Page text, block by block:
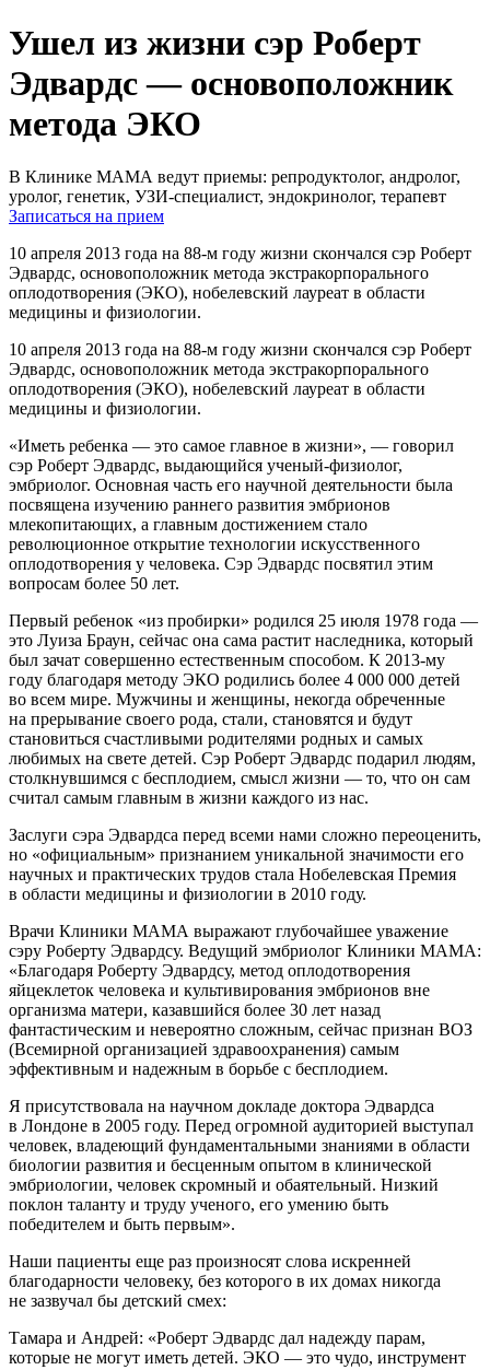
Ушел из жизни сэр Роберт
Эдвардс — основоположник
метода ЭКО
В Клинике МАМА ведут приемы: репродуктолог, андролог,
уролог, генетик, УЗИ-специалист, эндокринолог, терапевт
Записаться на прием
10 апреля 2013 года на 88-м году жизни скончался сэр Роберт
Эдвардс, основоположник метода экстракорпорального
оплодотворения (ЭКО), нобелевский лауреат в области
медицины и физиологии.
10 апреля 2013 года на 88-м году жизни скончался сэр Роберт
Эдвардс, основоположник метода экстракорпорального
оплодотворения (ЭКО), нобелевский лауреат в области
медицины и физиологии.
«Иметь ребенка — это самое главное в жизни», — говорил
сэр Роберт Эдвардс, выдающийся ученый-физиолог,
эмбриолог. Основная часть его научной деятельности была
посвящена изучению раннего развития эмбрионов
млекопитающих, а главным достижением стало
революционное открытие технологии искусственного
оплодотворения у человека. Сэр Эдвардс посвятил этим
вопросам более 50 лет.
Первый ребенок «из пробирки» родился 25 июля 1978 года —
это Луиза Браун, сейчас она сама растит наследника, который
был зачат совершенно естественным способом. К 2013-му
году благодаря методу ЭКО родились более 4 000 000 детей
во всем мире. Мужчины и женщины, некогда обреченные
на прерывание своего рода, стали, становятся и будут
становиться счастливыми родителями родных и самых
любимых на свете детей. Сэр Роберт Эдвардс подарил людям,
столкнувшимся с бесплодием, смысл жизни — то, что он сам
считал самым главным в жизни каждого из нас.
Заслуги сэра Эдвардса перед всеми нами сложно переоценить,
но «официальным» признанием уникальной значимости его
научных и практических трудов стала Нобелевская Премия
в области медицины и физиологии в 2010 году.
Врачи Клиники МАМА выражают глубочайшее уважение
сэру Роберту Эдвардсу. Ведущий эмбриолог Клиники МАМА:
«Благодаря Роберту Эдвардсу, метод оплодотворения
яйцеклеток человека и культивирования эмбрионов вне
организма матери, казавшийся более 30 лет назад
фантастическим и невероятно сложным, сейчас признан ВОЗ
(Всемирной организацией здравоохранения) самым
эффективным и надежным в борьбе с бесплодием.
Я присутствовала на научном докладе доктора Эдвардса
в Лондоне в 2005 году. Перед огромной аудиторией выступал
человек, владеющий фундаментальными знаниями в области
биологии развития и бесценным опытом в клинической
эмбриологии, человек скромный и обаятельный. Низкий
поклон таланту и труду ученого, его умению быть
победителем и быть первым».
Наши пациенты еще раз произносят слова искренней
благодарности человеку, без которого в их домах никогда
не зазвучал бы детский смех:
Тамара и Андрей: «Роберт Эдвардс дал надежду парам,
которые не могут иметь детей. ЭКО — это чудо, инструмент